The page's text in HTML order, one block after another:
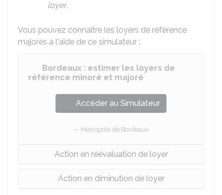
loyer.
Vous pouvez connaître les loyers de référence
majorés à l'aide de ce simulateur :
Bordeaux : estimer les loyers de
référence minoré et majoré
Accéder au Simulateur
Métropole de Bordeaux
Action en réévaluation de loyer
Action en diminution de loyer